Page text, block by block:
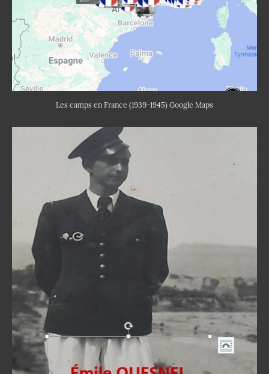
Les camps en France (1939-1945) Google Maps